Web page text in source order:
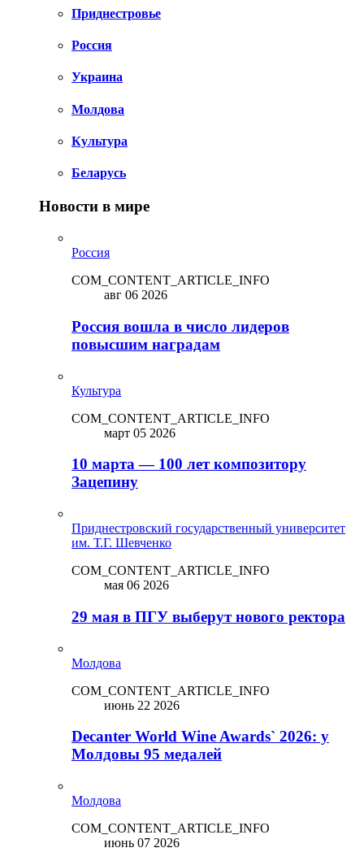
Приднестровье
Россия
Украина
Молдова
Культура
Беларусь
Новости в мире
Россия
COM_CONTENT_ARTICLE_INFO
авг 06 2026
Россия вошла в число лидеров
повысшим наградам
Культура
COM_CONTENT_ARTICLE_INFO
март 05 2026
10 марта — 100 лет композитору
Зацепину
Приднестровский государственный университет
им. Т.Г. Шевченко
COM_CONTENT_ARTICLE_INFO
мая 06 2026
29 мая в ПГУ выберут нового ректора
Молдова
COM_CONTENT_ARTICLE_INFO
июнь 22 2026
Decanter World Wine Awards` 2026: у
Молдовы 95 медалей
Молдова
COM_CONTENT_ARTICLE_INFO
июнь 07 2026